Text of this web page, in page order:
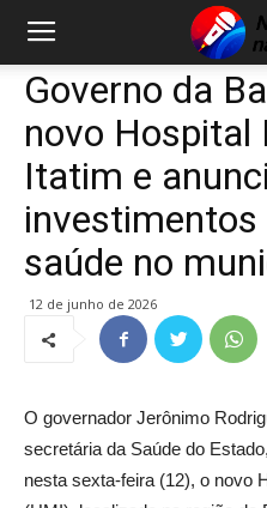
Governo da
novo Hospital
Itatim e
saúde no
12 de junho de 2026
O governador Jerônimo
secretária da Saúde do
nesta sexta-feira (12), o novo